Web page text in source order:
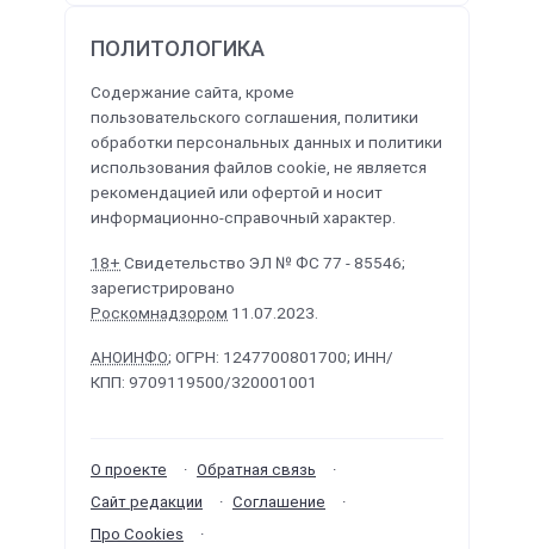
ПОЛИТОЛОГИКА
Содержание сайта, кроме
пользовательского соглашения, политики
обработки персональных данных и политики
использования файлов cookie, не является
рекомендацией или офертой и носит
информационно-справочный характер.
18+ Свидетельство ЭЛ № ФС 77 - 85546;
зарегистрировано
Роскомнадзором 11.07.2023.
АНОИНФО; ОГРН: 1247700801700; ИНН/
КПП: 9709119500/320001001
О проекте
Обратная связь
Сайт редакции
Соглашение
Про Cookies